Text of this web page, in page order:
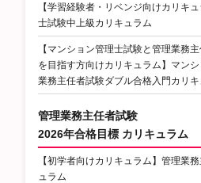
【学習経験者・リベンジ向けカリキ
士試験中上級カリキュラム
【マンション管理士試験と管理業務
を目指す方向けカリキュラム】マン
業務主任者試験ダブル合格入門カリキ
管理業務主任者試験
2026年合格目標 カリキュラム
【初学者向けカリキュラム】管理業
ュラム